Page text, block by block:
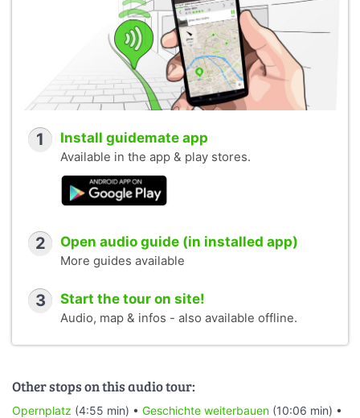
1 Install guidemate app
Available in the app & play stores.
2 Open audio guide (in installed app)
More guides available
3 Start the tour on site!
Audio, map & infos - also available offline.
Other stops on this audio tour:
Opernplatz (4:55 min) • Geschichte weiterbauen (10:06 min) •